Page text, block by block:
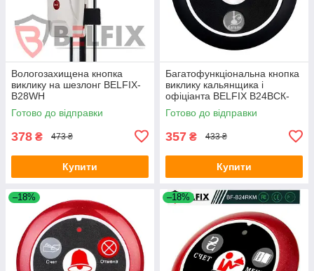
Вологозахищена кнопка
виклику на шезлонг BELFIX-
B28WH
Готово до відправки
378 ₴ 473 ₴
Купити
Багатофункціональна кнопка
виклику кальянщика і
офіціанта BELFIX В24ВСК-
UKR
Готово до відправки
357 ₴ 433 ₴
Купити
–18% –18%